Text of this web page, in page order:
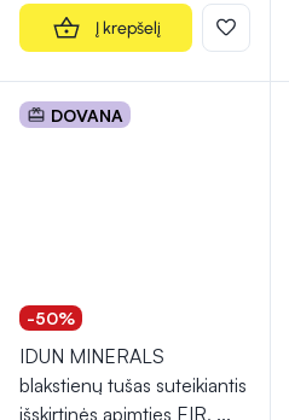
Į krepšelį
DOVANA
-50%
IDUN MINERALS
blakstienų tušas suteikiantis
išskirtinės apimties EIR, ...